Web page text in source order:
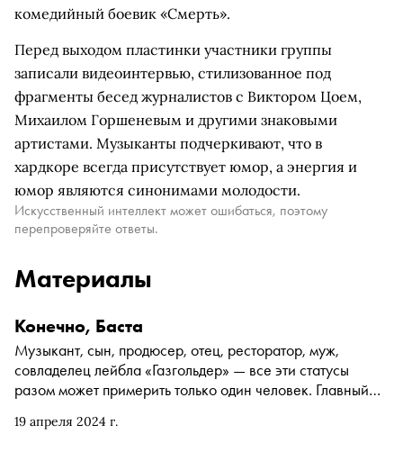
комедийный боевик «Смерть».
Перед выходом пластинки участники группы
записали видеоинтервью, стилизованное под
фрагменты бесед журналистов с Виктором Цоем,
Михаилом Горшеневым и другими знаковыми
артистами. Музыканты подчеркивают, что в
хардкоре всегда присутствует юмор, а энергия и
юмор являются синонимами молодости.
Искусственный интеллект может ошибаться, поэтому
перепроверяйте ответы.
Материалы
19 апреля 2024 г.
Конечно, Баста
Музыкант, сын, продюсер, отец, ресторатор, муж,
совладелец лейбла «Газгольдер» — все эти статусы
разом может примерить только один человек. Главный
поймал Василия Вакуленко, или Басту, в дороге и